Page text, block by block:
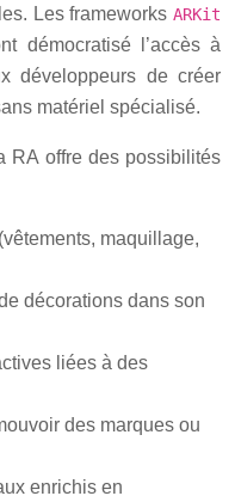
Les frameworks ARKit
démocratisé l’accès à
développeurs de créer
matériel spécialisé.
RA offre des possibilités
maquillage,
décorations dans son
liées à des
des marques ou
enrichis en